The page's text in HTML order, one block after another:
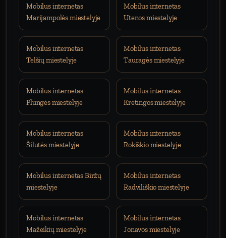
Mobilus internetas
Marijampolės miestelyje
Mobilus internetas
Utenos miestelyje
Mobilus internetas
Telšių miestelyje
Mobilus internetas
Tauragės miestelyje
Mobilus internetas
Plungės miestelyje
Mobilus internetas
Kretingos miestelyje
Mobilus internetas
Šilutės miestelyje
Mobilus internetas
Rokiškio miestelyje
Mobilus internetas Biržų
miestelyje
Mobilus internetas
Radviliškio miestelyje
Mobilus internetas
Mažeikių miestelyje
Mobilus internetas
Jonavos miestelyje